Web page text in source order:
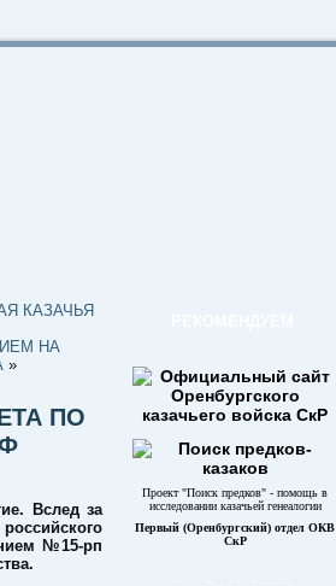
КАЗАЧЬЯ
НА
»
ПО
Вслед за
№15-рп
Проект "Поиск предков" - помощь в
исследовании казачьей генеалогии
Первый (Оренбургский) отдел ОКВ
СкР